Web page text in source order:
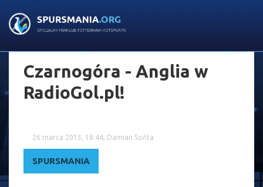
Czarnogóra - Anglia w
RadioGol.pl!
26 marca 2013, 18:44, Damian Sońta
SPURSMANIA